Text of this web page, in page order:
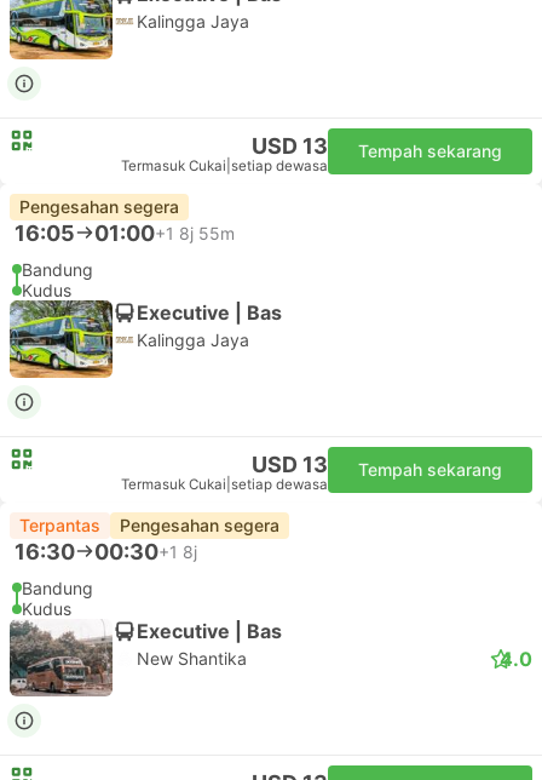
Kalingga Jaya
USD 13
Termasuk Cukai setiap dewasa
Tempah sekarang
Pengesahan segera
16:05 01:00+1 8j 55m
Bandung
Kudus
Executive | Bas
Kalingga Jaya
USD 13
Termasuk Cukai setiap dewasa
Tempah sekarang
Terpantas Pengesahan segera
16:30 00:30+1 8j
Bandung
Kudus
Executive | Bas
New Shantika 4.0